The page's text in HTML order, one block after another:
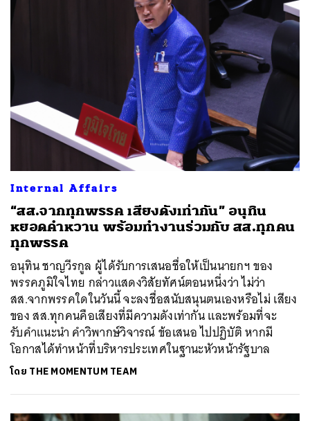
Internal Affairs
“สส.จากทุกพรรค เสียงดังเท่ากัน” อนุทิน
หยอดคำหวาน พร้อมทำงานร่วมกับ สส.ทุกคน
ทุกพรรค
อนุทิน ชาญวีรกูล ผู้ได้รับการเสนอชื่อให้เป็นนายกฯ ของ
พรรคภูมิใจไทย กล่าวแสดงวิสัยทัศน์ตอนหนึ่งว่า ไม่ว่า
สส.จากพรรคใดในวันนี้ จะลงชื่อสนับสนุนตนเองหรือไม่ เสียง
ของ สส.ทุกคนคือเสียงที่มีความดังเท่ากัน และพร้อมที่จะ
รับคำแนะนำ คำวิพากษ์วิจารณ์ ข้อเสนอ ไปปฏิบัติ หากมี
โอกาสได้ทำหน้าที่บริหารประเทศในฐานะหัวหน้ารัฐบาล
โดย THE MOMENTUM TEAM